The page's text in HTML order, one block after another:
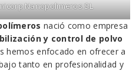
Nanopolimeros SL
nació como empresa
y control de polvo
hemos enfocado en ofrecer a
tanto en profesionalidad y